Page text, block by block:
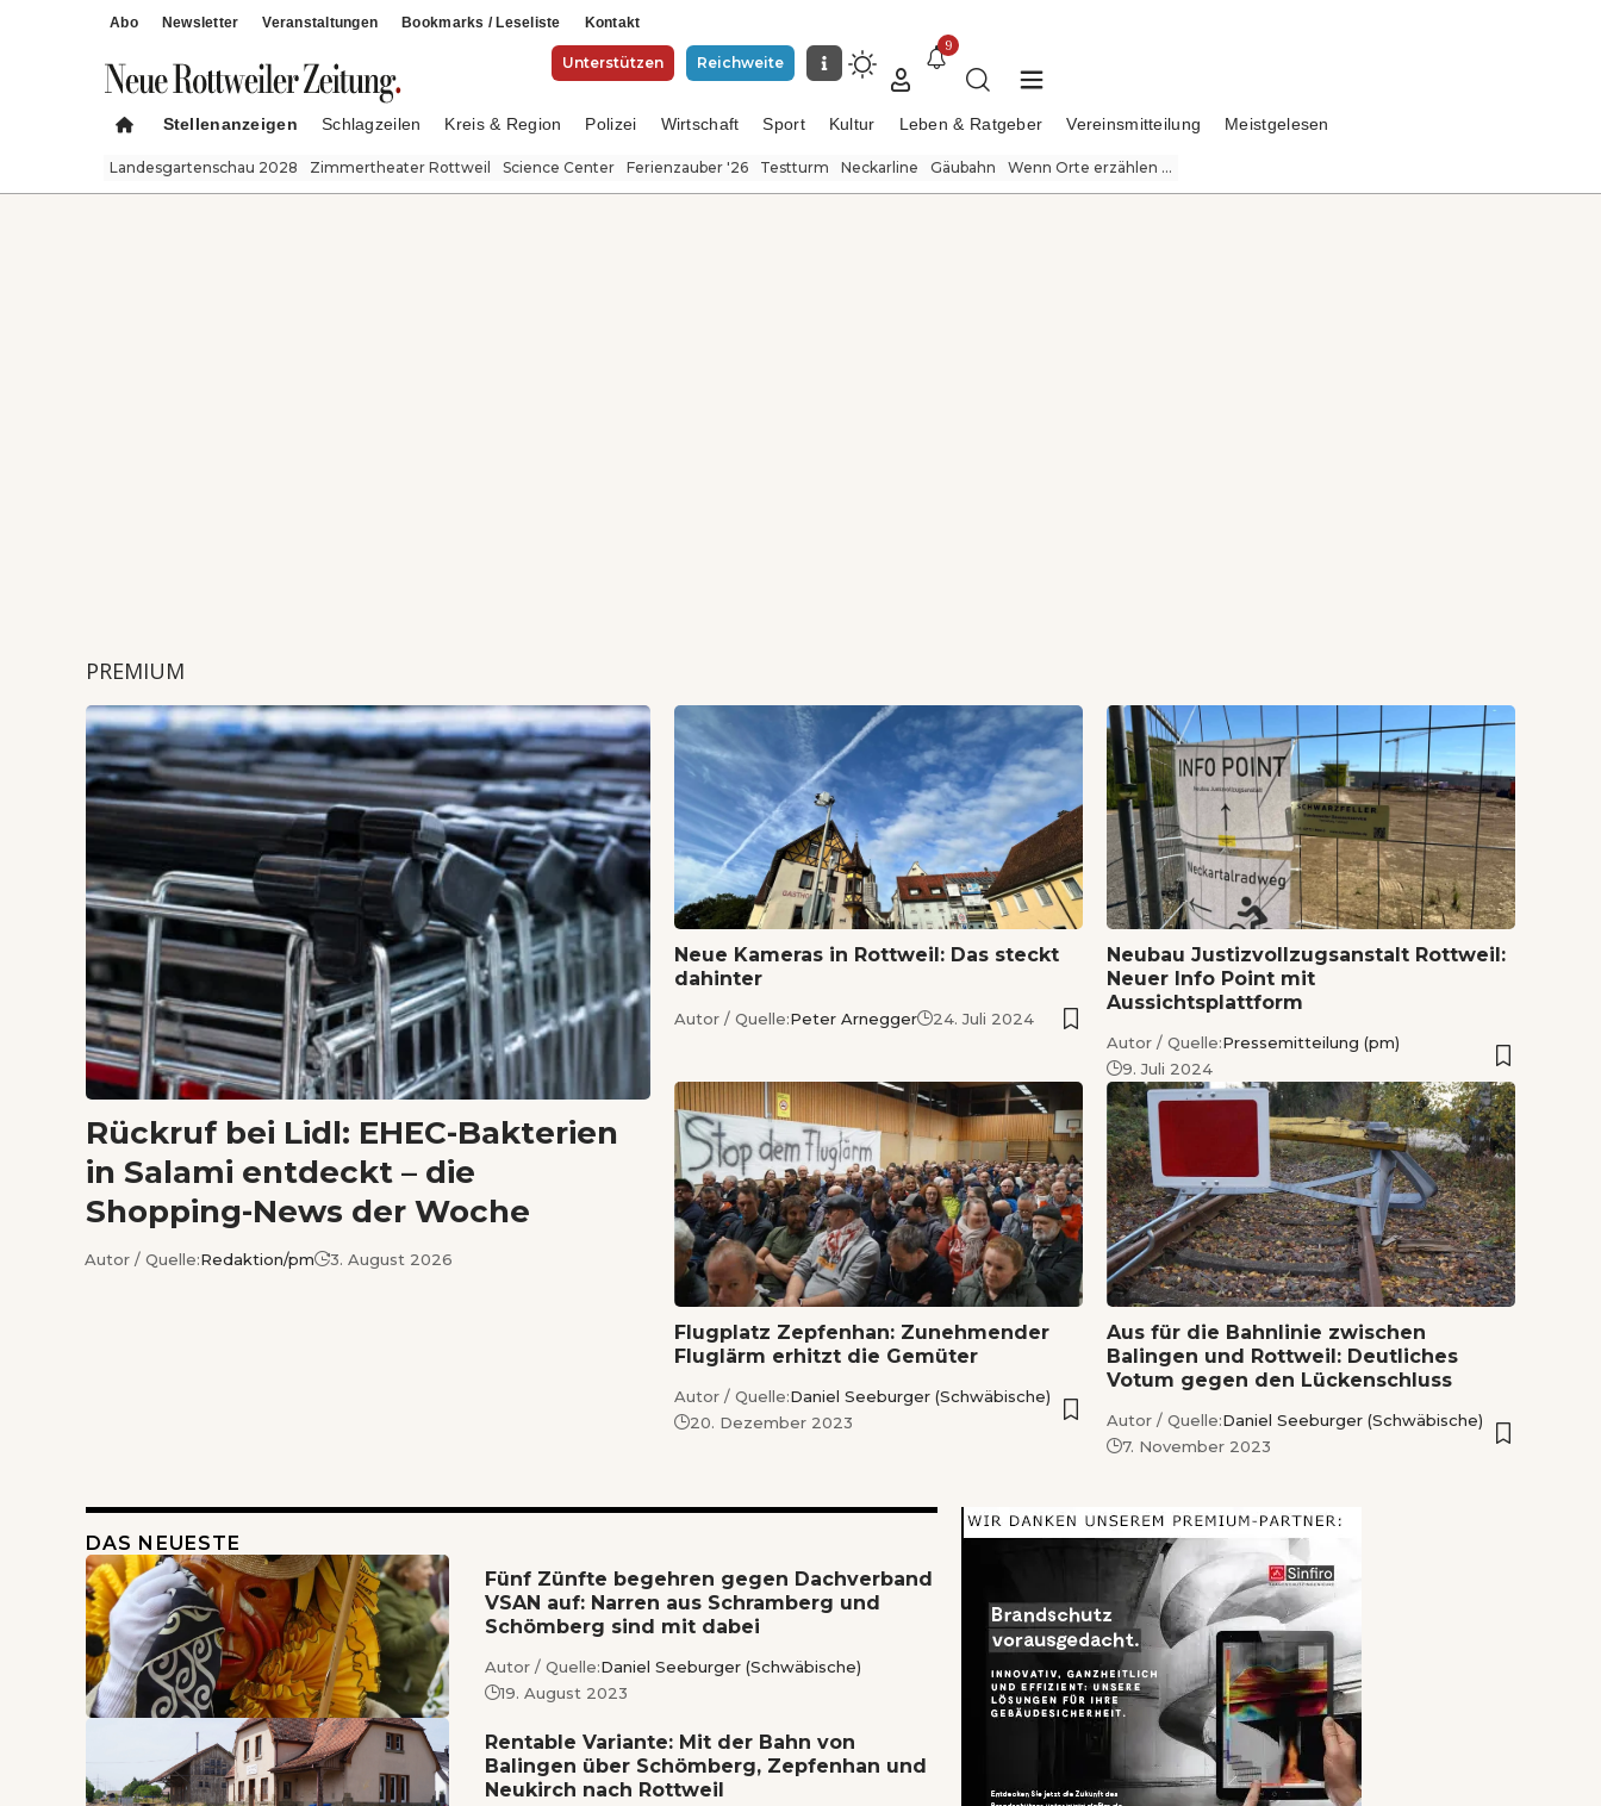
Abo Newsletter Veranstaltungen Bookmarks / Leseliste Kontakt
Unterstützen Reichweite
9
Stellenanzeigen Schlagzeilen Kreis & Region Polizei Wirtschaft Sport Kultur Leben & Ratgeber Vereinsmitteilung Meistgelesen
Landesgartenschau 2028 Zimmertheater Rottweil Science Center Ferienzauber '26 Testturm Neckarline Gäubahn Wenn Orte erzählen ...
PREMIUM
Rückruf bei Lidl: EHEC-Bakterien
in Salami entdeckt – die
Shopping-News der Woche
Autor / Quelle:Redaktion/pm 3. August 2026
Neue Kameras in Rottweil: Das steckt
dahinter
Autor / Quelle:Peter Arnegger 24. Juli 2024
Neubau Justizvollzugsanstalt Rottweil:
Neuer Info Point mit
Aussichtsplattform
Autor / Quelle:Pressemitteilung (pm)
9. Juli 2024
Flugplatz Zepfenhan: Zunehmender
Fluglärm erhitzt die Gemüter
Autor / Quelle:Daniel Seeburger (Schwäbische)
20. Dezember 2023
Aus für die Bahnlinie zwischen
Balingen und Rottweil: Deutliches
Votum gegen den Lückenschluss
Autor / Quelle:Daniel Seeburger (Schwäbische)
7. November 2023
DAS NEUESTE
Fünf Zünfte begehren gegen Dachverband
VSAN auf: Narren aus Schramberg und
Schömberg sind mit dabei
Autor / Quelle:Daniel Seeburger (Schwäbische)
19. August 2023
Rentable Variante: Mit der Bahn von
Balingen über Schömberg, Zepfenhan und
Neukirch nach Rottweil